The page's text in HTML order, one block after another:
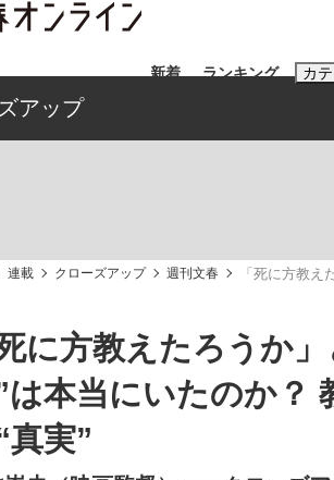
新着 ランキング カ
《BTS厳戒トーキョー滞在記》RM→渋谷
終戦から81年
#藤田晋
#三
アップ
連載 クローズアップ 週刊文春 「死に方教
死に方教えたろうか
は本当にいたのか？
真実”